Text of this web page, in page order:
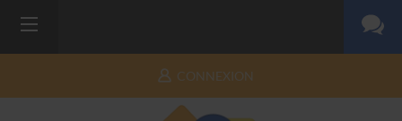
CONNEXION